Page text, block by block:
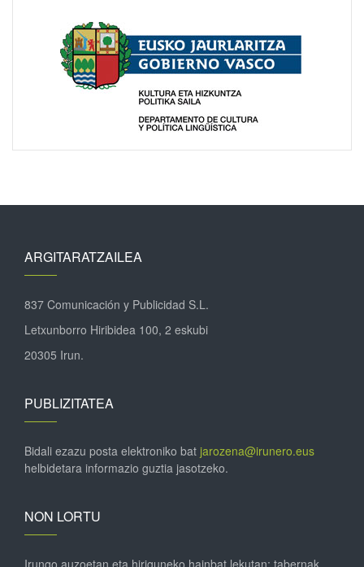
ARGITARATZAILEA
837 Comunicación y Publicidad S.L.
Letxunborro Hiribidea 100, 2 eskubi
20305 Irun.
PUBLIZITATEA
Bidali ezazu posta elektroniko bat jarozena@irunero.eus
helbidetara informazio guztia jasotzeko.
NON LORTU